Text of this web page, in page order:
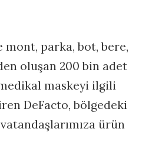
parka, bot, bere,
oluşan 200 bin adet
maskeyi ilgili
DeFacto, bölgedeki
ürün